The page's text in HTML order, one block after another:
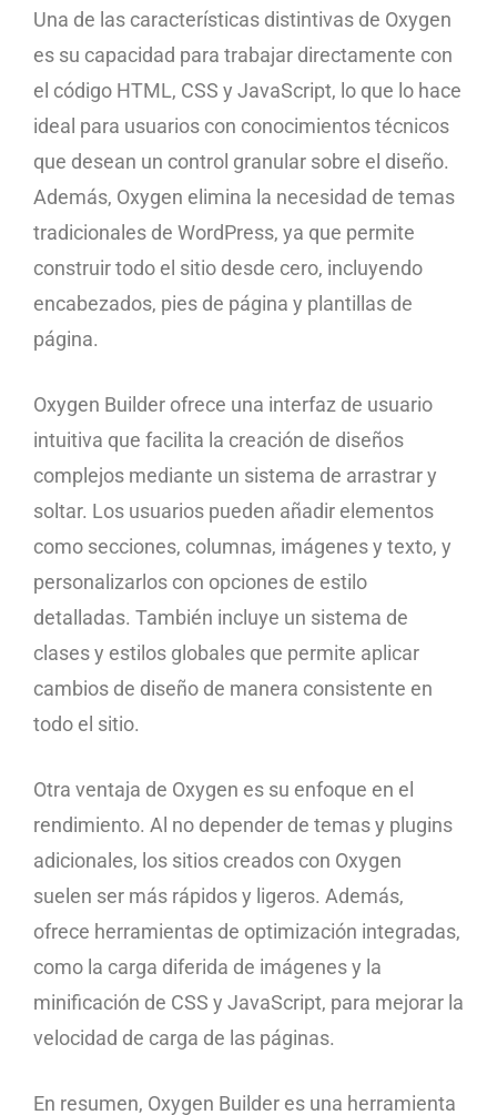
Una de las características distintivas de Oxygen
es su capacidad para trabajar directamente con
el código HTML, CSS y JavaScript, lo que lo hace
ideal para usuarios con conocimientos técnicos
que desean un control granular sobre el diseño.
Además, Oxygen elimina la necesidad de temas
tradicionales de WordPress, ya que permite
construir todo el sitio desde cero, incluyendo
encabezados, pies de página y plantillas de
página.
Oxygen Builder ofrece una interfaz de usuario
intuitiva que facilita la creación de diseños
complejos mediante un sistema de arrastrar y
soltar. Los usuarios pueden añadir elementos
como secciones, columnas, imágenes y texto, y
personalizarlos con opciones de estilo
detalladas. También incluye un sistema de
clases y estilos globales que permite aplicar
cambios de diseño de manera consistente en
todo el sitio.
Otra ventaja de Oxygen es su enfoque en el
rendimiento. Al no depender de temas y plugins
adicionales, los sitios creados con Oxygen
suelen ser más rápidos y ligeros. Además,
ofrece herramientas de optimización integradas,
como la carga diferida de imágenes y la
minificación de CSS y JavaScript, para mejorar la
velocidad de carga de las páginas.
En resumen, Oxygen Builder es una herramienta